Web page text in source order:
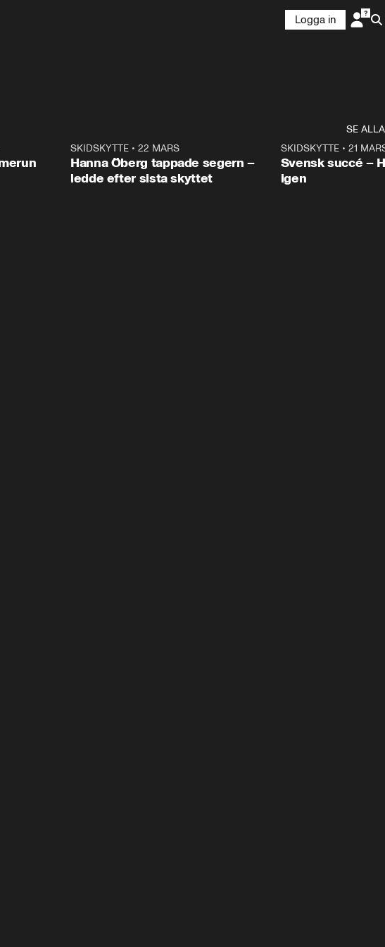
Logga in
SE ALLA
SKIDSKYTTE• 22 MARS
Hanna Öberg tappade segern –
ledde efter sista skyttet
SKIDSKYTTE• 21
Svensk succé –
igen